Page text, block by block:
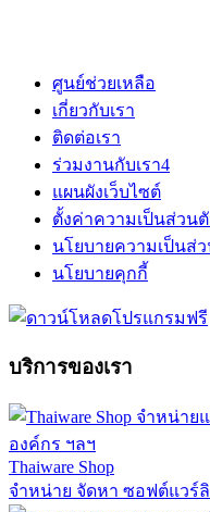
ศูนย์ช่วยเหลือ
เกี่ยวกับเรา
ติดต่อเรา
ร่วมงานกับเรา4
แผนผังเว็บไซต์
ตั้งค่าความเป็นส่วน
นโยบายความเป็นส่
นโยบายคุกกี้
บริการของเรา
Thaiware Shop
จำหน่าย จัดหา ซอฟต์แวร์